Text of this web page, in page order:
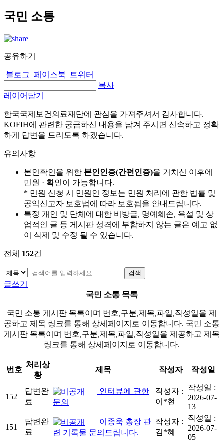
국민 소통
공유하기
블로그 페이스북
트위터
복사
레이어닫기
한국국제보건의료재단에 관심을 가져주셔서 감사합니다.
KOFIH에 관련한 궁금하신 내용을 남겨 주시면 신속하고 정확
하게 답변을 드리도록 하겠습니다.
유의사항
본인확인을 위한 본인인증(간편인증)을 거치신 이후에
민원 · 확인이 가능합니다.
* 민원 신청 시 민원인 정보는 민원 처리에 관한 법률 및
공익신고자 보호법에 따라 보호됨을 안내드립니다.
특정 개인 및 단체에 대한 비방글, 명예훼손, 욕설 및 상
업적인 글 등 게시판 성격에 부합하지 않는 글은 예고 없
이 삭제 및 수정 될 수 있습니다.
전체 152건
글쓰기
국민 소통 목록
국민 소통 게시판 목록이며 번호,구분,제목,파일,작성일을 제
공하고 제목 링크를 통해 상세페이지로 이동합니다. 국민 소통
게시판 목록이며 번호,구분,제목,파일,작성일을 제공하고 제목
링크를 통해 상세페이지로 이동합니다.
번호
처리상
황
제목 작성자 작성일
152
답변완
료
인터뷰에 관한
문의
작성자 :
이*현
작성일 :
2026-07-
13
151
답변완
료
이종욱 총장 관
련 기록물 문의드립니다.
작성자 :
김*혜
작성일 :
2026-07-
05